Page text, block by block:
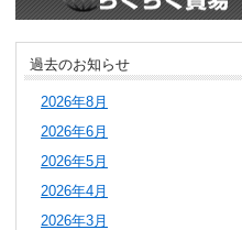
過去のお知らせ
2026年8月
2026年6月
2026年5月
2026年4月
2026年3月